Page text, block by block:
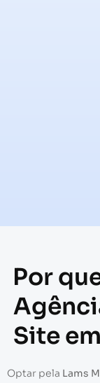
Por
Site
Optar pela Lams